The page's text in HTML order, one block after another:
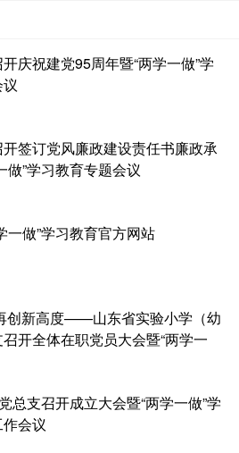
庆祝建党95周年暨“两学一做”学
签订党风廉政建设责任书廉政承
做”学习教育专题会议
一做”学习教育官方网站
创新高度——山东省实验小学（幼
开全体在职党员大会暨“两学一
总支召开成立大会暨“两学一做”学
会议